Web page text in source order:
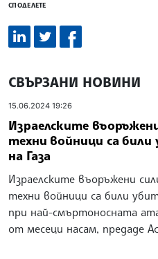
СПОДЕЛЕТЕ
СВЪРЗАНИ НОВИНИ
15.06.2024 19:26
Израелските
техни войници са
на Газа
Израелските въоръжени
техни войници са били
при най-смъртоносната
от месеци насам, предаде